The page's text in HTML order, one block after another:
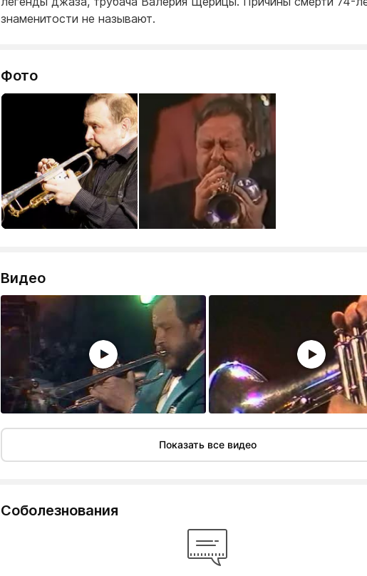
знаменитости не называют.
Фото
Видео
Показать все видео
Соболезнования